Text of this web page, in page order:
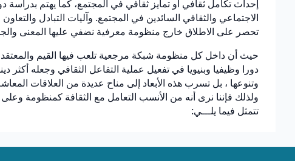
إحداث تكامل ثقافي أو تمايز ثقافي في المجتمع، كما يهتم بدراسة
الاجتماعي والثقافي السائدين في المجتمع. وآليات التبادل
تحصر على الاطلاق خارج منظومة معرفية نضفي عليها المعنى
حيث أن داخل كل منظومة شبكة مرجعية تلعب فيها القيم
دورا وظيفيا وبنيويا في تفعيل عملية التفاعل الثقافي وجعله أكثر
وتنوعها ، بل تسرب هذه الأبعاد إلى مناح عديدة من العلاقات
ولذلك فإننا نرى أنه من الأنسب التعامل مع الثقافة كمنظومة
تتمثل فيما يلـــي: